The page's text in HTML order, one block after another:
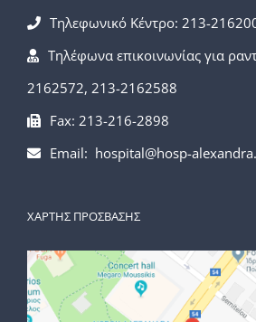
Τηλεφωνικό Κέντρο: 213-
Τηλέφωνα επικοινωνίας για
2162572, 213-2162588
Fax: 213-216-2898
Email: hospital@hosp-
ΧΑΡΤΗΣ ΠΡΟΣΒΑΣΗΣ